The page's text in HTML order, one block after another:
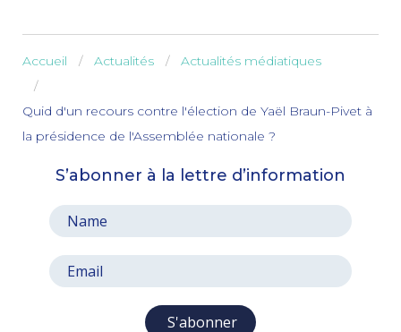
Accueil Actualités Actualités médiatiques
Quid d'un recours contre l'élection de Yaël Braun-Pivet à
la présidence de l'Assemblée nationale ?
S’abonner à la lettre d’information
S'abonner